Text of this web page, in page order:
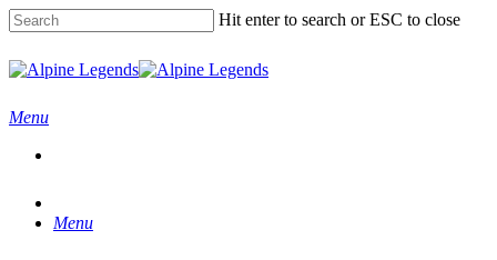
Skip
to
main
content
Hit enter to search or ESC to close
Close
Menu
Menu